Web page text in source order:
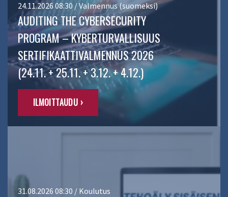
24.11.2026 08:30 / Valmennus (suomeksi)
AUDITING THE CYBERSECURITY
PROGRAM – KYBERTURVALLISUUS
SERTIFIKAATTIVALMENNUS 2026
(24.11. + 25.11. + 3.12. + 4.12.)
ILMOITTAUDU ›
31.08.2026 08:30 / Koulutus